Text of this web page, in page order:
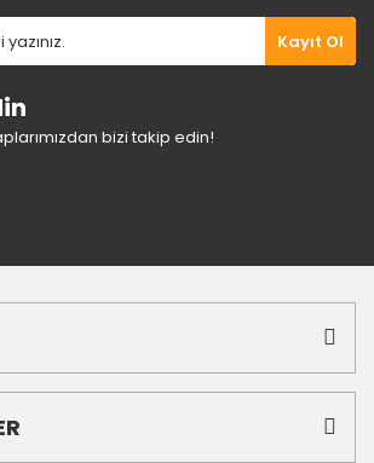
Kayıt Ol
bizi takip edin!